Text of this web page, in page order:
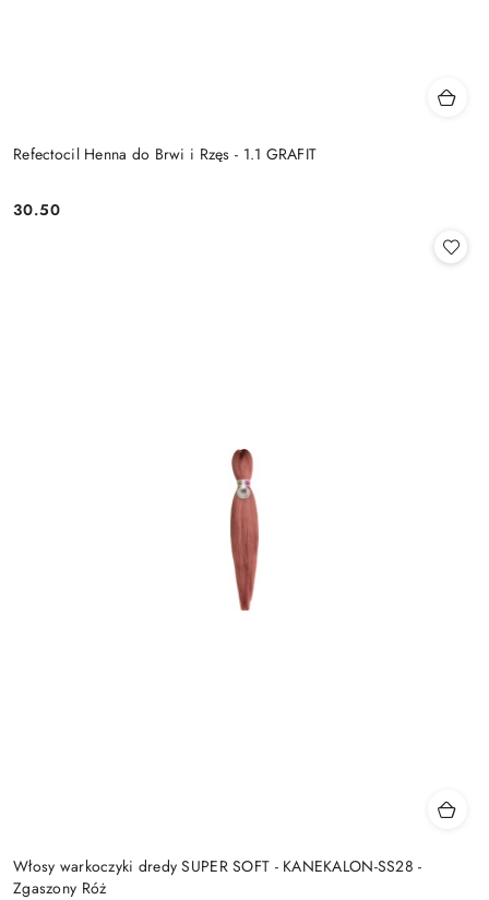
Refectocil Henna do Brwi i Rzęs - 1.1 GRAFIT
Cena:
30.50
Włosy warkoczyki dredy SUPER SOFT - KANEKALON-SS28 -
Zgaszony Róż